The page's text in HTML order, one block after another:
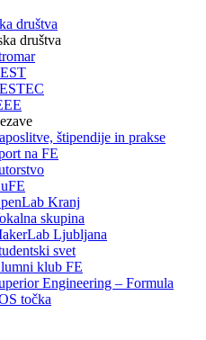
društva
društva
štipendije in prakse
na FE
Kranj
skupina
Ljubljana
svet
klub FE
Engineering – Formula
točka